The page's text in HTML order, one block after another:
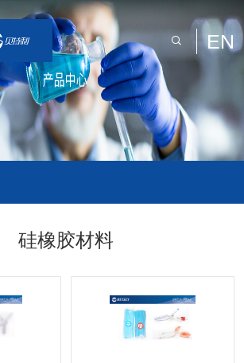
EN
硅橡胶材料